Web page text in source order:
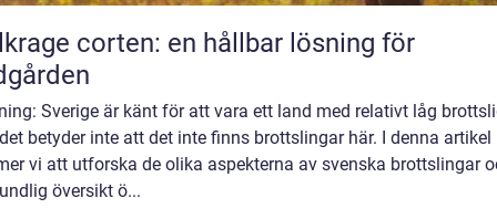
corten: en hållbar lösning för
Sverige är känt för att vara ett land med relativt låg
betyder inte att det inte finns brottslingar här. I denna artikel
vi att utforska de olika aspekterna av svenska brottslingar
översikt ö...